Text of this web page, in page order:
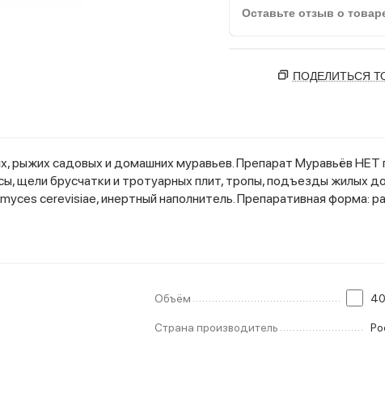
Оставьте отзыв о
ПОДЕЛИТЬСЯ
рыжих садовых и домашних муравьев. Препарат Муравьёв НЕТ
щели брусчатки и тротуарных плит, тропы, подъезды жилых
cerevisiae, инертный наполнитель. Препаративная форма:
Объём
Страна производитель